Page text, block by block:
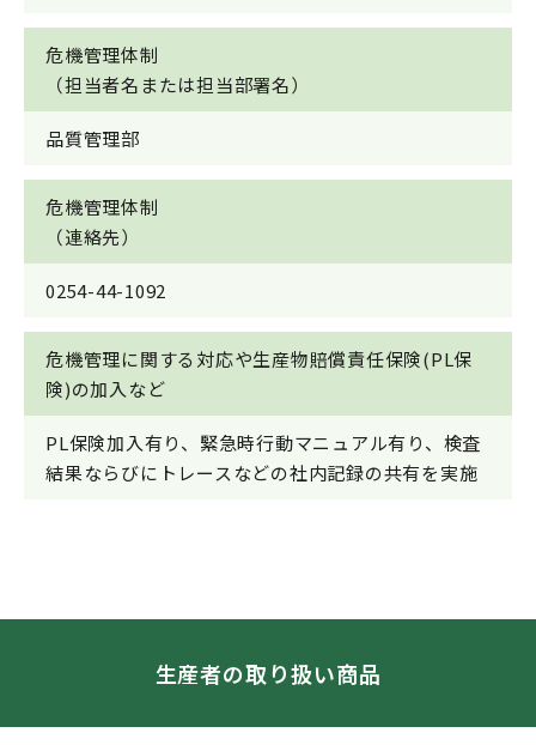
危機管理体制
（担当者名または担当部署名）
品質管理部
危機管理体制
（連絡先）
0254-44-1092
危機管理に関する対応や生産物賠償責任保険(PL保
険)の加入など
PL保険加入有り、緊急時行動マニュアル有り、検査
結果ならびにトレースなどの社内記録の共有を実施
生産者の取り扱い商品